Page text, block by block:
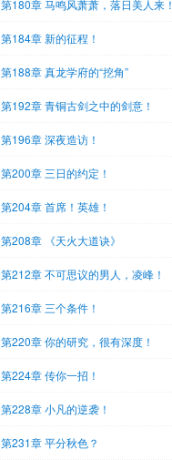
第180章 马鸣风萧萧，落日美人来！
第184章 新的征程！
第188章 真龙学府的“挖角”
第192章 青铜古剑之中的剑意！
第196章 深夜造访！
第200章 三日的约定！
第204章 首席！英雄！
第208章 《天火大道诀》
第212章 不可思议的男人，凌峰！
第216章 三个条件！
第220章 你的研究，很有深度！
第224章 传你一招！
第228章 小凡的逆袭！
第231章 平分秋色？